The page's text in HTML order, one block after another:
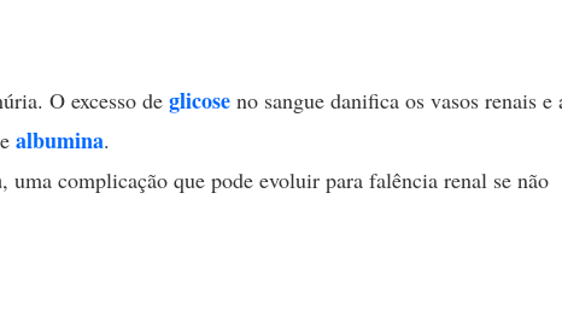
O excesso de glicose no sangue danifica os vasos renais e
albumina.
, uma complicação que pode evoluir para falência renal se não